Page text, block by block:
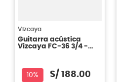
Vizcaya
Guitarra acústica
Vizcaya FC-36 3/4 -
10% S/ 188.00